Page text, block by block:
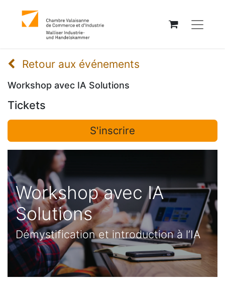
Retour aux événements
Workshop avec IA Solutions
Tickets
S'inscrire
Workshop avec IA
Solutions
Démystification et introduction à l’IA